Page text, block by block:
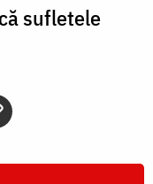
sufletele